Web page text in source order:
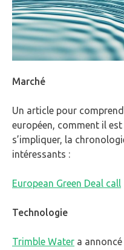
Marché
Un article pour
européen, comment il
s’impliquer, la
intéressants :
European Green Deal call
Technologie
Trimble Water a